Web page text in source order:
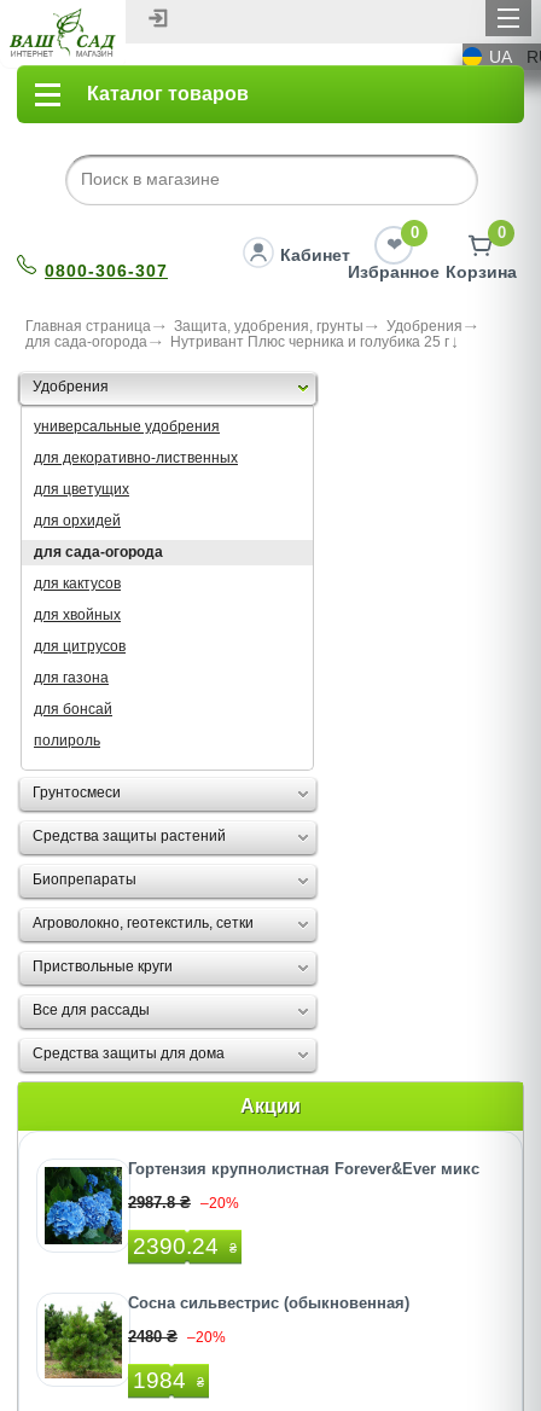
UA
Каталог товаров
0800-306-307
Кабинет
0
Избранное
0
Корзина
Главная страница Защита, удобрения, грунты
Удобрения
для сада-огорода
Нутривант Плюс черника и голубика 25 г
Удобрения
универсальные удобрения
для декоративно-лиственных
для цветущих
для орхидей
для сада-огорода
для кактусов
для хвойных
для цитрусов
для газона
для бонсай
полироль
Грунтосмеси
Средства защиты растений
Биопрепараты
Агроволокно, геотекстиль, сетки
Приствольные круги
Все для рассады
Средства защиты для дома
Акции
Гортензия крупнолистная Forever&Ever микс
2987.8 ₴ –20%
2390.24 ₴
Сосна сильвестрис (обыкновенная)
2480 ₴ –20%
1984 ₴